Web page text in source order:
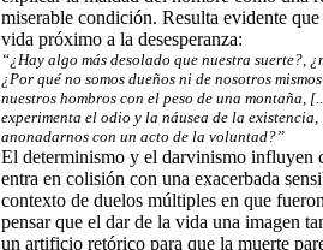
miserable condición. Resulta evidente
vida próximo a la desesperanza:
“¿Hay algo más desolado que nuestra suerte?,
¿Por qué no somos dueños ni de nosotros
nuestros hombros con el peso de una montaña,
experimenta el odio y la náusea de la
anonadarnos con un acto de la voluntad?”
El determinismo y el darvinismo influyen
entra en colisión con una exacerbada
contexto de duelos múltiples en que
pensar que el dar de la vida una imagen
un artificio retórico para que la muerte